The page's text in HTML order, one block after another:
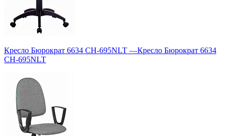
Кресло Бюрократ 6634 CH-695NLT —Кресло Бюрократ 6634
CH-695NLT